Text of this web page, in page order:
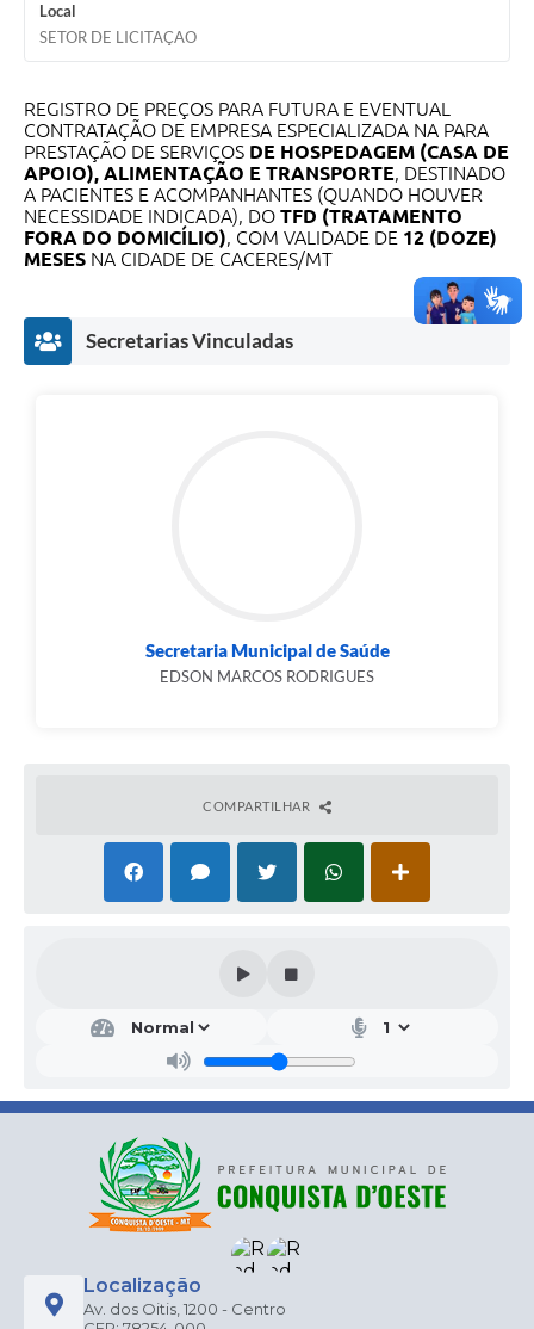
Local
SETOR DE LICITAÇAO
REGISTRO DE PREÇOS PARA FUTURA E EVENTUAL
CONTRATAÇÃO DE EMPRESA ESPECIALIZADA NA PARA
PRESTAÇÃO DE SERVIÇOS DE HOSPEDAGEM (CASA DE
APOIO), ALIMENTAÇÃO E TRANSPORTE, DESTINADO
A PACIENTES E ACOMPANHANTES (QUANDO HOUVER
NECESSIDADE INDICADA), DO TFD (TRATAMENTO
FORA DO DOMICÍLIO), COM VALIDADE DE 12 (DOZE)
MESES NA CIDADE DE CACERES/MT
Secretarias Vinculadas
Secretaria Municipal de Saúde
EDSON MARCOS RODRIGUES
COMPARTILHAR
Localização
Av. dos Oitis, 1200 - Centro